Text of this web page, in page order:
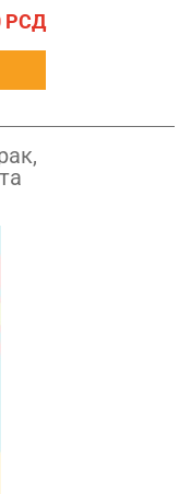
РСД